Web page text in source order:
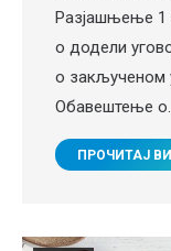
Разјашњење 1
о додели
о закљученом
Обавештење
ПРОЧИТАЈ